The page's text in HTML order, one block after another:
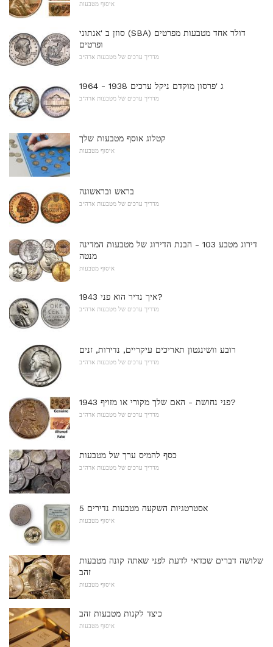
איסוף מטבעות
סוזן ב 'אנתוני (SBA) דולר אחד מטבעות מפרטים
ופרטים
מדריך ערכים של מטבעות ארה"ב
ג 'פרסון מוקדם ניקל ערכים 1938 - 1964
מדריך ערכים של מטבעות ארה"ב
קטלוג אוסף מטבעות שלך
איסוף מטבעות
בראש ובראשונה
מדריך ערכים של מטבעות ארה"ב
דירוג מטבע 103 - הבנת הדירוג של מטבעות המדינה
מנטה
איסוף מטבעות
איך נדיר הוא פני 1943?
מדריך ערכים של מטבעות ארה"ב
רובע וושינגטון תאריכים עיקריים, נדירות, זנים
מדריך ערכים של מטבעות ארה"ב
1943 פני נחושת - האם שלך מקורי או מזויף?
מדריך ערכים של מטבעות ארה"ב
כסף להמיס ערך של מטבעות
מדריך ערכים של מטבעות ארה"ב
5 אסטרטגיות השקעה מטבעות נדירים
איסוף מטבעות
שלושה דברים שכדאי לדעת לפני שאתה קונה מטבעות
זהב
איסוף מטבעות
כיצד לקנות מטבעות זהב
איסוף מטבעות